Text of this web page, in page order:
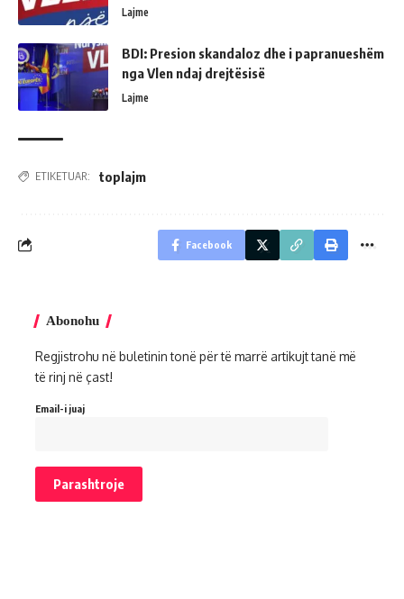
Lajme
BDI: Presion skandaloz dhe i papranueshëm
nga Vlen ndaj drejtësisë
Lajme
ETIKETUAR: toplajm
Facebook
Abonohu
Regjistrohu në buletinin tonë për të marrë artikujt tanë më
të rinj në çast!
Email-i juaj